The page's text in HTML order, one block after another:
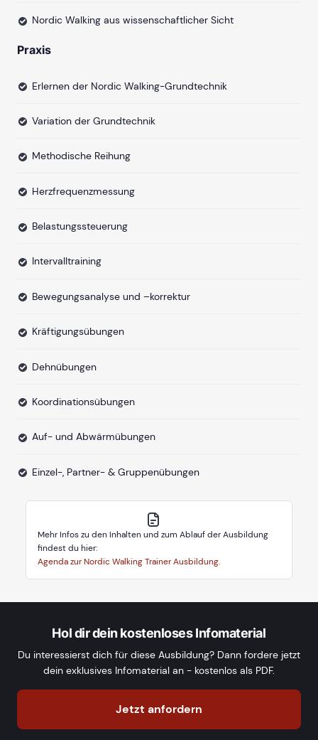
Nordic Walking aus wissenschaftlicher Sicht
Praxis
Erlernen der Nordic Walking-Grundtechnik
Variation der Grundtechnik
Methodische Reihung
Herzfrequenzmessung
Belastungssteuerung
Intervalltraining
Bewegungsanalyse und –korrektur
Kräftigungsübungen
Dehnübungen
Koordinationsübungen
Auf- und Abwärmübungen
Einzel-, Partner- & Gruppenübungen
Mehr Infos zu den Inhalten und zum Ablauf der Ausbildung
findest du hier:
Agenda zur Nordic Walking Trainer Ausbildung.
Hol dir dein kostenloses Infomaterial
Du interessierst dich für diese Ausbildung? Dann fordere jetzt
dein exklusives Infomaterial an - kostenlos als PDF.
Jetzt anfordern